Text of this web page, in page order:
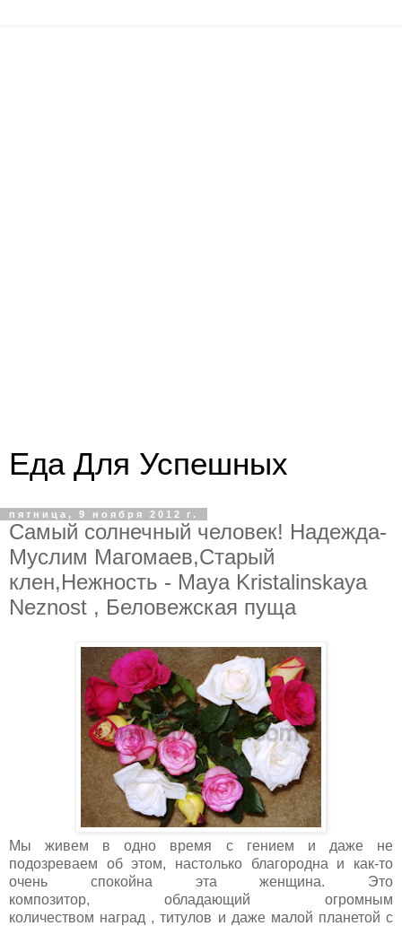
Еда Для Успешных
пятница, 9 ноября 2012 г.
Самый солнечный человек! Надежда-
Муслим Магомаев,Старый
клен,Нежность - Maya Kristalinskaya
Neznost , Беловежская пуща
Мы живем в одно время с гением и даже не
подозреваем об этом, настолько благородна и как-то
очень спокойна эта женщина. Это
композитор, обладающий огромным
количеством наград , титулов и даже малой планетой с